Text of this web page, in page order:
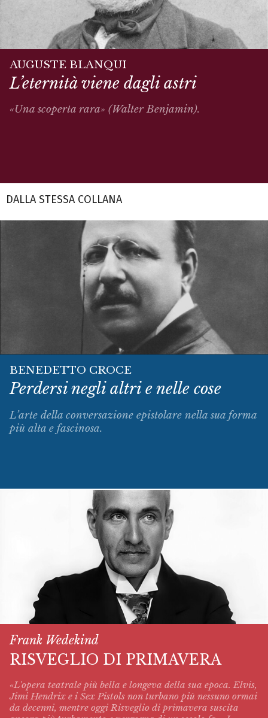
AUGUSTE BLANQUI
L’eternità viene dagli astri
«Una scoperta rara» (Walter Benjamin).
DALLA STESSA COLLANA
BENEDETTO CROCE
Perdersi negli altri e nelle cose
L’arte della conversazione epistolare nella sua forma
più alta e fascinosa.
Frank Wedekind
RISVEGLIO DI PRIMAVERA
«L'opera teatrale più bella e longeva della sua epoca. Elvis,
Jimi Hendrix e i Sex Pistols non turbano più nessuno ormai
da decenni, mentre oggi Risveglio di primavera suscita